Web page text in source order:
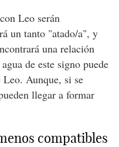
Leo serán
un tanto "atado/a", y
una relación
de este signo puede
Leo. Aunque, si se
llegar a formar
compatibles